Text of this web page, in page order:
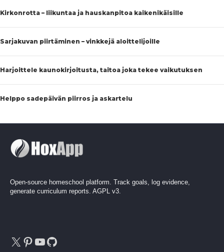
Kirkonrotta – liikuntaa ja hauskanpitoa kaikenikäisille
Sarjakuvan piirtäminen – vinkkejä aloittelijoille
Harjoittele kaunokirjoitusta, taitoa joka tekee vaikutuksen
Helppo sadepäivän piirros ja askartelu
Open-source homeschool platform. Track goals, log evidence,
generate curriculum reports. AGPL v3.
X Pinterest
YouTube
GitHub